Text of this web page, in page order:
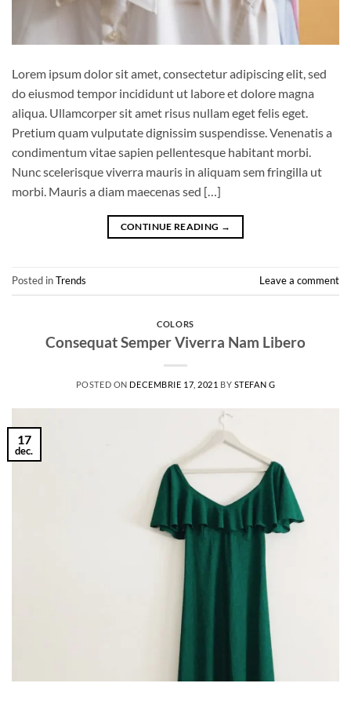
Lorem ipsum dolor sit amet, consectetur adipiscing elit, sed
do eiusmod tempor incididunt ut labore et dolore magna
aliqua. Ullamcorper sit amet risus nullam eget felis eget.
Pretium quam vulputate dignissim suspendisse. Venenatis a
condimentum vitae sapien pellentesque habitant morbi.
Nunc scelerisque viverra mauris in aliquam sem fringilla ut
morbi. Mauris a diam maecenas sed […]
CONTINUE READING →
Posted inTrends Leave a comment
COLORS
Consequat Semper Viverra Nam Libero
POSTED ON DECEMBRIE 17, 2021 BY STEFAN G
17
dec.